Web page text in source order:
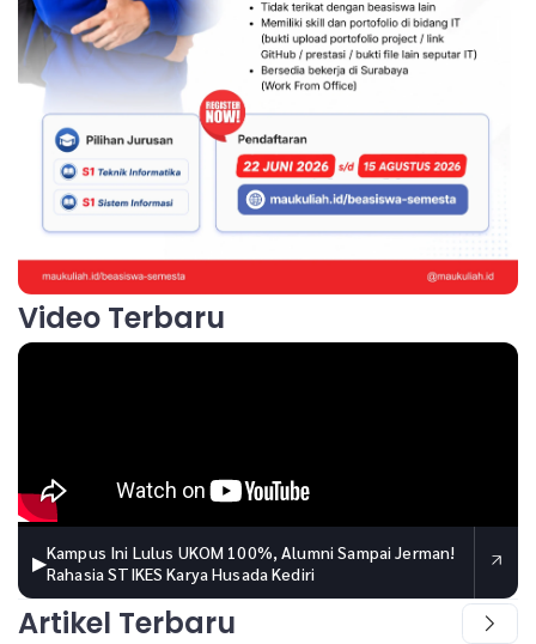
Video Terbaru
▶Kampus Ini Lulus UKOM 100%, Alumni Sampai Jerman!
Rahasia STIKES Karya Husada Kediri
Artikel Terbaru